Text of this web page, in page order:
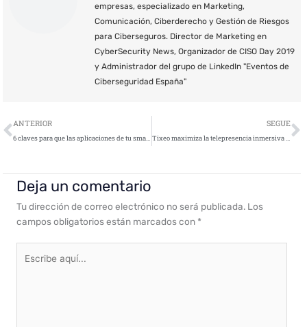
empresas, especializado en Marketing,
Comunicación, Ciberderecho y Gestión de Riesgos
para Ciberseguros. Director de Marketing en
CyberSecurity News, Organizador de CISO Day 2019
y Administrador del grupo de LinkedIn "Eventos de
Ciberseguridad España"
Ant
ANTERIOR
6 claves para que las aplicaciones de tu smartphone no invadan tu privacidad
SEGUE
Tixeo maximiza la telepresencia inmersiva con su nueva función de visualización multipantalla inteligente
Deja un comentario
Tu dirección de correo electrónico no será publicada. Los
campos obligatorios están marcados con *
aquí...